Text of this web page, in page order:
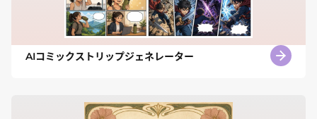
AIコミックストリップジェネレーター